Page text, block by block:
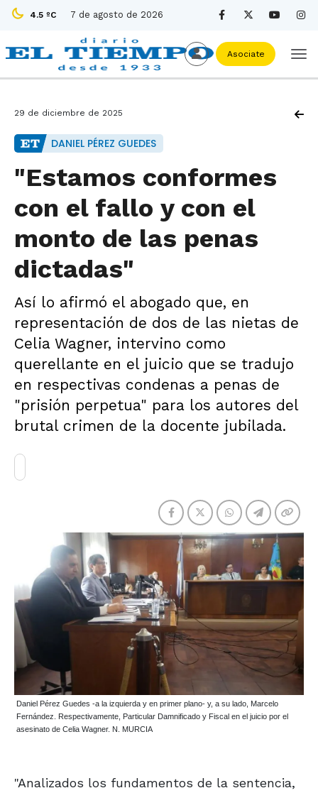
4.5 ºC 7 de agosto de 2026
Asociate
29 de diciembre de 2025
DANIEL PÉREZ GUEDES
"Estamos conformes
con el fallo y con el
monto de las penas
dictadas"
Así lo afirmó el abogado que, en
representación de dos de las nietas de
Celia Wagner, intervino como
querellante en el juicio que se tradujo
en respectivas condenas a penas de
"prisión perpetua" para los autores del
brutal crimen de la docente jubilada.
Daniel Pérez Guedes -a la izquierda y en primer plano- y, a su lado, Marcelo
Fernández. Respectivamente, Particular Damnificado y Fiscal en el juicio por el
asesinato de Celia Wagner. N. MURCIA
"Analizados los fundamentos de la sentencia,